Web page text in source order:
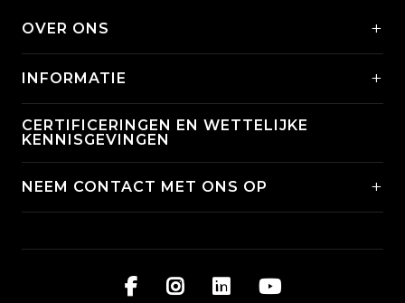
OVER ONS +
INFORMATIE +
CERTIFICERINGEN EN WETTELIJKE
KENNISGEVINGEN
NEEM CONTACT MET ONS OP +